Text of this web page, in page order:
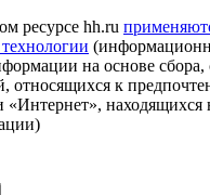
ресурсе hh.ru
на основе сбора,
относящихся к
«Интернет», находящихся